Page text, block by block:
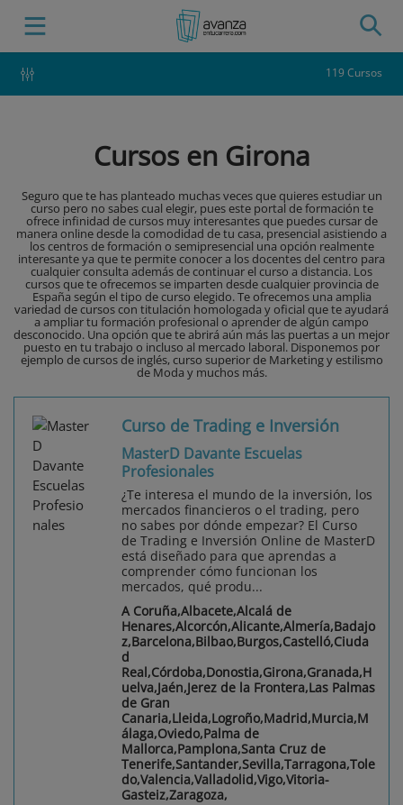
119 Cursos
Cursos en Girona
Seguro que te has planteado muchas veces que quieres estudiar un
curso pero no sabes cual elegir, pues este portal de formación te
ofrece infinidad de cursos muy interesantes que puedes cursar de
manera online desde la comodidad de tu casa, presencial asistiendo a
los centros de formación o semipresencial una opción realmente
interesante ya que te permite conocer a los docentes del centro para
cualquier consulta además de continuar el curso a distancia. Los
cursos que te ofrecemos se imparten desde cualquier provincia de
España según el tipo de curso elegido. Te ofrecemos una amplia
variedad de cursos con titulación homologada y oficial que te ayudará
a ampliar tu formación profesional o aprender de algún campo
desconocido. Una opción que te abrirá aún más las puertas a un mejor
puesto en tu trabajo o incluso al mercado laboral. Disponemos por
ejemplo de cursos de inglés, curso superior de Marketing y estilismo
de Moda y muchos más.
Curso de Trading e Inversión
MasterD Davante Escuelas
Profesionales
¿Te interesa el mundo de la inversión, los
mercados financieros o el trading, pero
no sabes por dónde empezar? El Curso
de Trading e Inversión Online de MasterD
está diseñado para que aprendas a
comprender cómo funcionan los
mercados, qué produ...
A Coruña,Albacete,Alcalá de
Henares,Alcorcón,Alicante,Almería,Badajo
z,Barcelona,Bilbao,Burgos,Castelló,Ciuda
d
Real,Córdoba,Donostia,Girona,Granada,H
uelva,Jaén,Jerez de la Frontera,Las Palmas
de Gran
Canaria,Lleida,Logroño,Madrid,Murcia,M
álaga,Oviedo,Palma de
Mallorca,Pamplona,Santa Cruz de
Tenerife,Santander,Sevilla,Tarragona,Tole
do,Valencia,Valladolid,Vigo,Vitoria-
Gasteiz,Zaragoza,